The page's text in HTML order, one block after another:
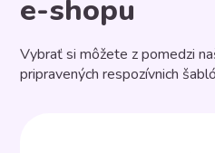
e-shopu
Vybrať si môžete z pomedzi
pripravených respozívnich